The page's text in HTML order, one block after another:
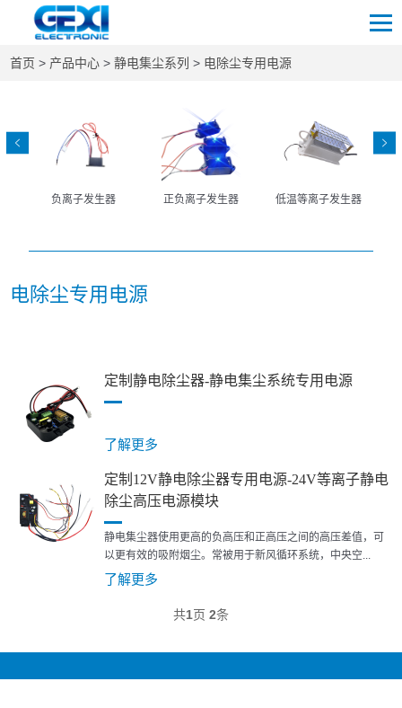
首页 > 产品中心 >静电集尘系列 > 电除尘专用电源
负离子发生器 正负离子发生器 低温等离子发生器
电除尘专用电源
定制静电除尘器-静电集尘系统专用电源
了解更多
定制12V静电除尘器专用电源-24V等离子静电
除尘高压电源模块
静电集尘器使用更高的负高压和正高压之间的高压差值，可
以更有效的吸附烟尘。常被用于新风循环系统，中央空...
了解更多
共1页 2条